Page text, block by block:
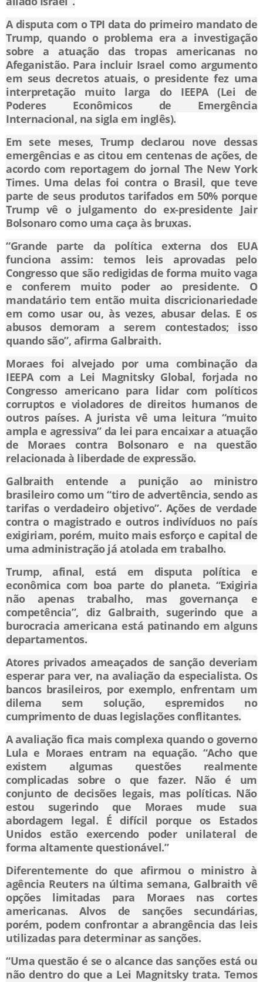
A disputa com o TPI data do primeiro mandato de
Trump, quando o problema era a investigação
sobre a atuação das tropas americanas no
Afeganistão. Para incluir Israel como argumento
em seus decretos atuais, o presidente fez uma
interpretação muito larga do IEEPA (Lei de
Poderes Econômicos de Emergência
Internacional, na sigla em inglês).
Em sete meses, Trump declarou nove dessas
emergências e as citou em centenas de ações, de
acordo com reportagem do jornal The New York
Times. Uma delas foi contra o Brasil, que teve
parte de seus produtos tarifados em 50% porque
Trump vê o julgamento do ex-presidente Jair
Bolsonaro como uma caça às bruxas.
“Grande parte da política externa dos EUA
funciona assim: temos leis aprovadas pelo
Congresso que são redigidas de forma muito vaga
e conferem muito poder ao presidente. O
mandatário tem então muita discricionariedade
em como usar ou, às vezes, abusar delas. E os
abusos demoram a serem contestados; isso
quando são”, afirma Galbraith.
Moraes foi alvejado por uma combinação da
IEEPA com a Lei Magnitsky Global, forjada no
Congresso americano para lidar com políticos
corruptos e violadores de direitos humanos de
outros países. A jurista vê uma leitura “muito
ampla e agressiva” da lei para encaixar a atuação
de Moraes contra Bolsonaro e na questão
relacionada à liberdade de expressão.
Galbraith entende a punição ao ministro
brasileiro como um “tiro de advertência, sendo as
tarifas o verdadeiro objetivo”. Ações de verdade
contra o magistrado e outros indivíduos no país
exigiriam, porém, muito mais esforço e capital de
uma administração já atolada em trabalho.
Trump, afinal, está em disputa política e
econômica com boa parte do planeta. “Exigiria
não apenas trabalho, mas governança e
competência”, diz Galbraith, sugerindo que a
burocracia americana está patinando em alguns
departamentos.
Atores privados ameaçados de sanção deveriam
esperar para ver, na avaliação da especialista. Os
bancos brasileiros, por exemplo, enfrentam um
dilema sem solução, espremidos no
cumprimento de duas legislações conflitantes.
A avaliação fica mais complexa quando o governo
Lula e Moraes entram na equação. “Acho que
existem algumas questões realmente
complicadas sobre o que fazer. Não é um
conjunto de decisões legais, mas políticas. Não
estou sugerindo que Moraes mude sua
abordagem legal. É difícil porque os Estados
Unidos estão exercendo poder unilateral de
forma altamente questionável.”
Diferentemente do que afirmou o ministro à
agência Reuters na última semana, Galbraith vê
opções limitadas para Moraes nas cortes
americanas. Alvos de sanções secundárias,
porém, podem confrontar a abrangência das leis
utilizadas para determinar as sanções.
“Uma questão é se o alcance das sanções está ou
não dentro do que a Lei Magnitsky trata. Temos